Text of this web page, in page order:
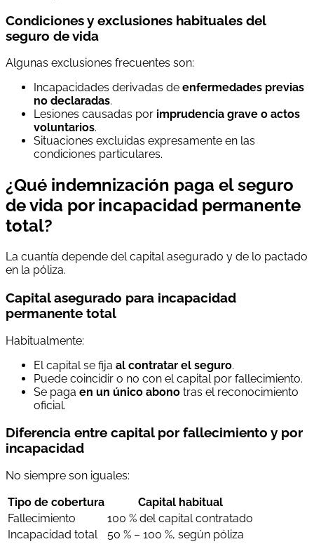
Condiciones y exclusiones habituales del
seguro de vida
Algunas exclusiones frecuentes son:
Incapacidades derivadas de enfermedades previas
no declaradas.
Lesiones causadas por imprudencia grave o actos
voluntarios.
Situaciones excluidas expresamente en las
condiciones particulares.
¿Qué indemnización paga el seguro
de vida por incapacidad permanente
total?
La cuantía depende del capital asegurado y de lo pactado
en la póliza.
Capital asegurado para incapacidad
permanente total
Habitualmente:
El capital se fija al contratar el seguro.
Puede coincidir o no con el capital por fallecimiento.
Se paga en un único abono tras el reconocimiento
oficial.
Diferencia entre capital por fallecimiento y por
incapacidad
No siempre son iguales:
Tipo de cobertura
Capital habitual
Fallecimiento
100 % del capital contratado
Incapacidad total
50 % – 100 %, según póliza